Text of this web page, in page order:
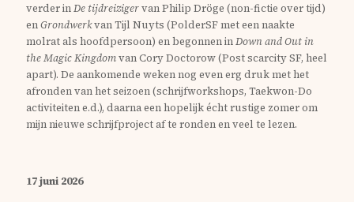
verder inDe tijdreizigervan Philip Dröge (non-fictie over tijd)
enGrondwerkvan Tijl Nuyts (PolderSF met een naakte
molrat als hoofdpersoon) en begonnen inDown and Out in
the Magic Kingdomvan Cory Doctorow (Post scarcity SF, heel
apart). De aankomende weken nog even erg druk met het
afronden van het seizoen (schrijfworkshops, Taekwon-Do
activiteiten e.d.), daarna een hopelijk écht rustige zomer om
mijn nieuwe schrijfproject af te ronden en veel te lezen.
17 juni 2026